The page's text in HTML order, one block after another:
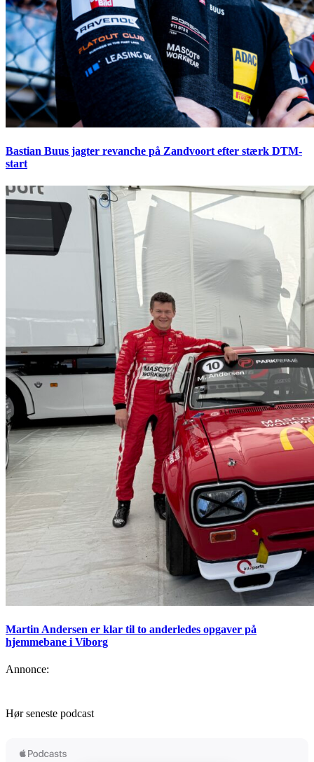
Bastian Buus jagter revanche på Zandvoort efter stærk DTM-
start
Martin Andersen er klar til to anderledes opgaver på
hjemmebane i Viborg
Annonce:
Hør seneste podcast